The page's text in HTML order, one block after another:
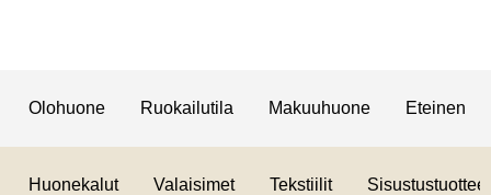
Olohuone Ruokailutila Makuuhuone Eteinen
Huonekalut Valaisimet Tekstiilit Sisustustuotteet